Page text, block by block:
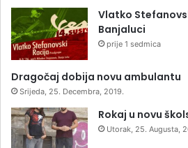
Vlatko
Banjaluci
prije 1 sedmica
Dragočaj dobija novu ambulantu
Srijeda, 25. Decembra, 2019.
Rokaj u novu
Utorak, 25. Augusta,